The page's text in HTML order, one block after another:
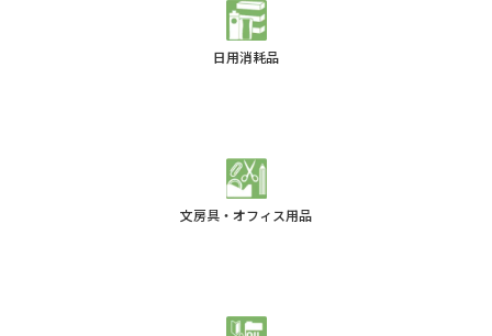
日用消耗品
文房具・オフィス用品